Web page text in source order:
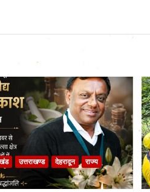
उत्तराखण्ड देहरादून
राज्य